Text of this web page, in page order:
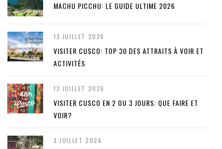
MACHU PICCHU: LE GUIDE ULTIME 2026
13 JUILLET 2026
VISITER CUSCO: TOP 30 DES ATTRAITS À VOIR ET
ACTIVITÉS
13 JUILLET 2026
VISITER CUSCO EN 2 OU 3 JOURS: QUE FAIRE ET
VOIR?
3 JUILLET 2026